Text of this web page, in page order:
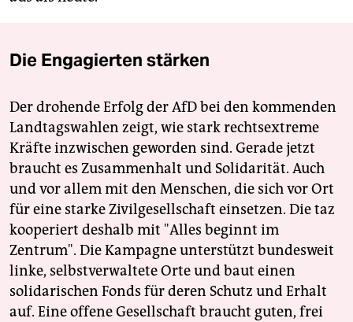
Die Engagierten stärken
Der drohende Erfolg der AfD bei den kommenden
Landtagswahlen zeigt, wie stark rechtsextreme
Kräfte inzwischen geworden sind. Gerade jetzt
braucht es Zusammenhalt und Solidarität. Auch
und vor allem mit den Menschen, die sich vor Ort
für eine starke Zivilgesellschaft einsetzen. Die taz
kooperiert deshalb mit "Alles beginnt im
Zentrum". Die Kampagne unterstützt bundesweit
linke, selbstverwaltete Orte und baut einen
solidarischen Fonds für deren Schutz und Erhalt
auf. Eine offene Gesellschaft braucht guten, frei